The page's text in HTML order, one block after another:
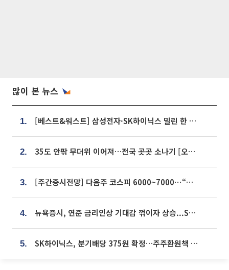
많이 본 뉴스
1. [베스트&워스트] 삼성전자·SK하이닉스 밀린 한 주…상상인증권은 85% 급등
2. 35도 안팎 무더위 이어져…전국 곳곳 소나기 [오늘 날씨]
3. [주간증시전망] 다음주 코스피 6000~7000⋯“外人 수급은 정책이 변수”
4. 뉴욕증시, 연준 금리인상 기대감 꺾이자 상승...S&P500 사상 최고치 [종합]
5. SK하이닉스, 분기배당 375원 확정…주주환원책 9월로 앞당겨 발표